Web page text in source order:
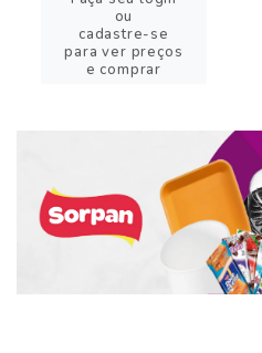
ou
cadastre-se
para ver preços
e comprar